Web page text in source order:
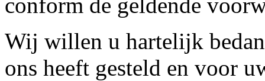
Wij willen u hartelijk
ons heeft gesteld en voor